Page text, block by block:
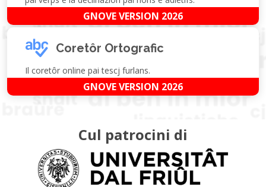
GNOVE VERSION 2026
Coretôr Ortografic
Il coretôr online pai tescj furlans.
GNOVE VERSION 2026
Cul patrocini di